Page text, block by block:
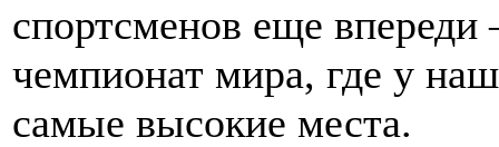
спортсменов еще
чемпионат мира, где у
самые высокие места.